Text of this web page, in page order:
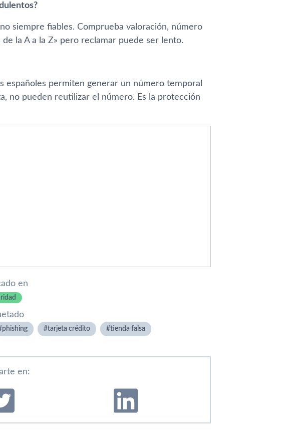
siempre fiables. Comprueba valoración, número
la A a la Z» pero reclamar puede ser lento.
españoles permiten generar un número temporal
no pueden reutilizar el número. Es la protección
en
phishing tarjeta crédito tienda falsa
en: